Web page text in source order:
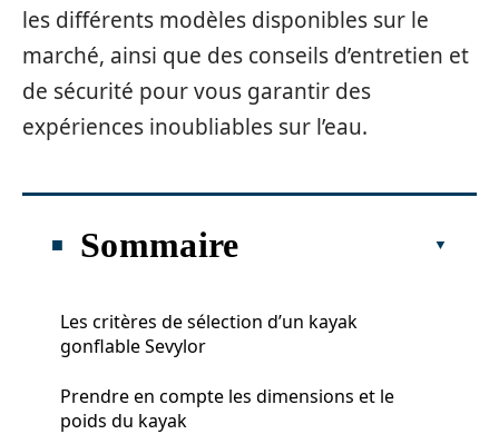
les différents modèles disponibles sur le
marché, ainsi que des conseils d’entretien et
de sécurité pour vous garantir des
expériences inoubliables sur l’eau.
Sommaire
Les critères de sélection d’un kayak
gonflable Sevylor
Prendre en compte les dimensions et le
poids du kayak